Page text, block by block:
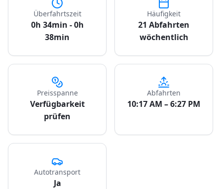
Überfahrtszeit
0h 34min - 0h
38min
Häufigkeit
21 Abfahrten
wöchentlich
Preisspanne
Verfügbarkeit
prüfen
Abfahrten
10:17 AM – 6:27 PM
Autotransport
Ja